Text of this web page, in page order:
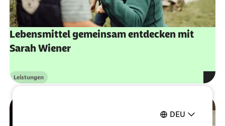
DEU
Lebensmittel gemeinsam entdecken mit
Sarah Wiener
Kategorie
Leistungen